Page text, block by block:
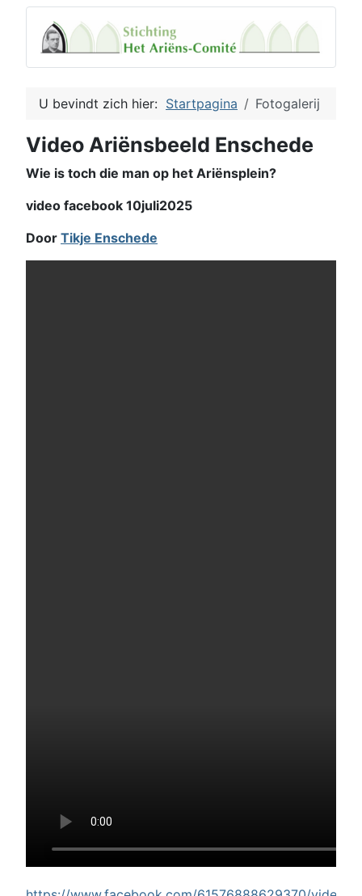
U bevindt zich hier: Startpagina Fotogalerij
Video Ariënsbeeld Enschede
Wie is toch die man op het Ariënsplein?
video facebook 10juli2025
Door Tikje Enschede